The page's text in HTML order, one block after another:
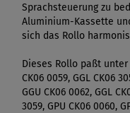
Sprachsteuerung zu
Aluminium-Kassette
sich das Rollo
Dieses Rollo paßt
CK06 0059, GGL CK06
GGU CK06 0062, GGL
3059, GPU CK06 0060,